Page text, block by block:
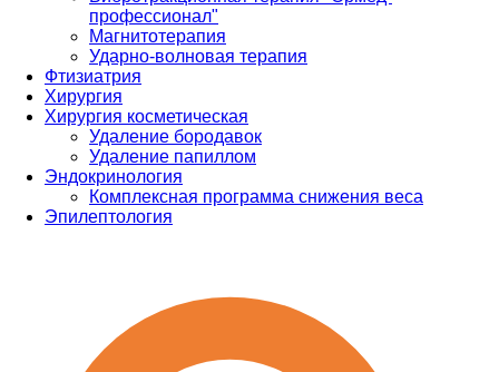
профессионал"
Магнитотерапия
Ударно-волновая терапия
Фтизиатрия
Хирургия
Хирургия косметическая
Удаление бородавок
Удаление папиллом
Эндокринология
Комплексная программа снижения веса
Эпилептология